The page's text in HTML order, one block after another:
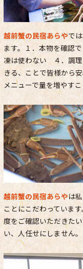
越前蟹の民宿あらやで
ます。１．本物を確認
凍は使わない ４．調
きる、ことで皆様から
メニューで量を増やす
越前蟹の民宿あらやは
ことにこだわっていま
度をご確認いただきた
い、人任せにしません